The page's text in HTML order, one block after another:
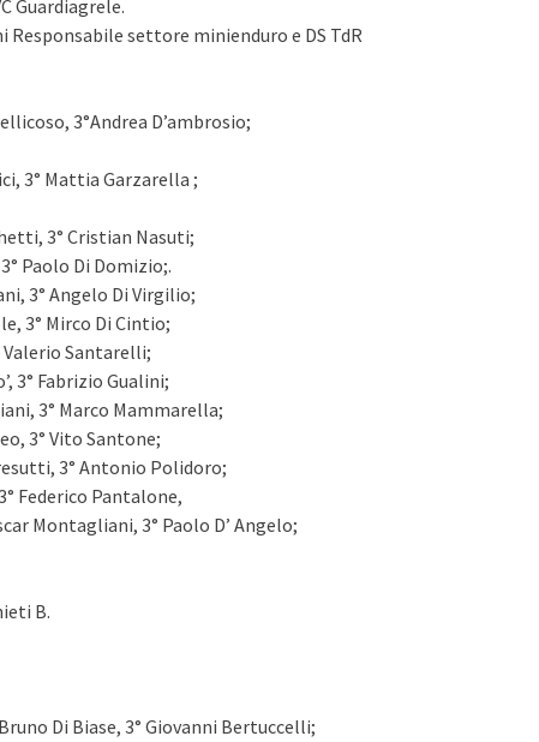
Guardiagrele.
settore minienduro e DS TdR
3°Andrea D’ambrosio;
3° Mattia Garzarella ;
3° Cristian Nasuti;
Paolo Di Domizio;.
3° Angelo Di Virgilio;
3° Mirco Di Cintio;
Valerio Santarelli;
3° Fabrizio Gualini;
3° Marco Mammarella;
3° Vito Santone;
3° Antonio Polidoro;
Federico Pantalone,
Montagliani, 3° Paolo D’ Angelo;
B.
Di Biase, 3° Giovanni Bertuccelli;